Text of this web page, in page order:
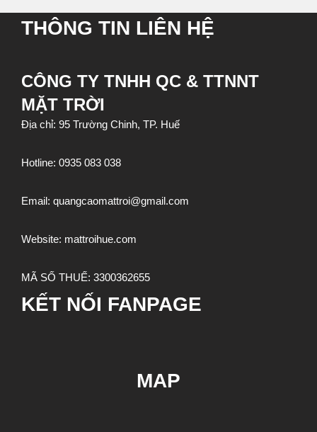
THÔNG TIN LIÊN HỆ
CÔNG TY TNHH QC & TTNNT
MẶT TRỜI
Địa chỉ: 95 Trường Chinh, TP. Huế
Hotline: 0935 083 038
Email: quangcaomattroi@gmail.com
Website: mattroihue.com
MÃ SỐ THUẾ: 3300362655
KẾT NỐI FANPAGE
MAP